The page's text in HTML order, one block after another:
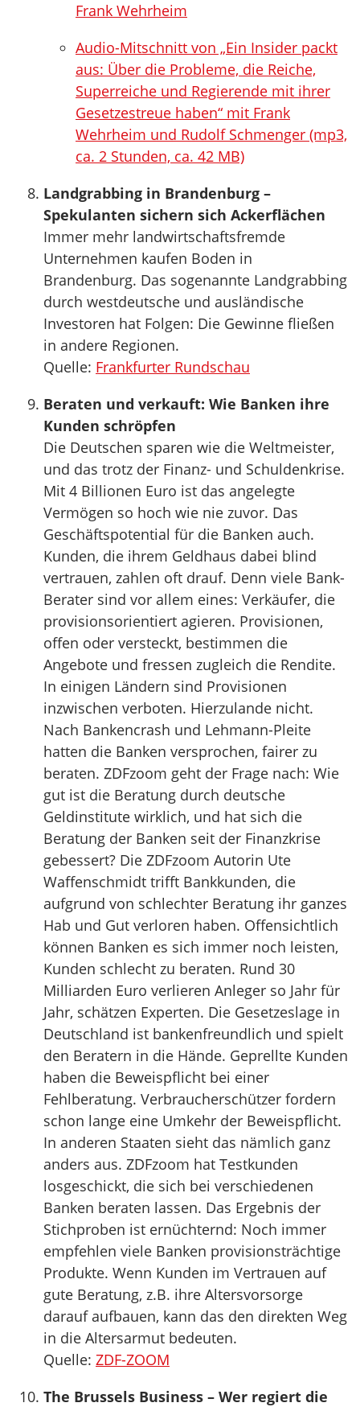
Frank Wehrheim
Audio-Mitschnitt von „Ein Insider packt
aus: Über die Probleme, die Reiche,
Superreiche und Regierende mit ihrer
Gesetzestreue haben“ mit Frank
Wehrheim und Rudolf Schmenger (mp3,
ca. 2 Stunden, ca. 42 MB)
Landgrabbing in Brandenburg –
Spekulanten sichern sich Ackerflächen
Immer mehr landwirtschaftsfremde
Unternehmen kaufen Boden in
Brandenburg. Das sogenannte Landgrabbing
durch westdeutsche und ausländische
Investoren hat Folgen: Die Gewinne fließen
in andere Regionen.
Quelle: Frankfurter Rundschau
Beraten und verkauft: Wie Banken ihre
Kunden schröpfen
Die Deutschen sparen wie die Weltmeister,
und das trotz der Finanz- und Schuldenkrise.
Mit 4 Billionen Euro ist das angelegte
Vermögen so hoch wie nie zuvor. Das
Geschäftspotential für die Banken auch.
Kunden, die ihrem Geldhaus dabei blind
vertrauen, zahlen oft drauf. Denn viele Bank-
Berater sind vor allem eines: Verkäufer, die
provisionsorientiert agieren. Provisionen,
offen oder versteckt, bestimmen die
Angebote und fressen zugleich die Rendite.
In einigen Ländern sind Provisionen
inzwischen verboten. Hierzulande nicht.
Nach Bankencrash und Lehmann-Pleite
hatten die Banken versprochen, fairer zu
beraten. ZDFzoom geht der Frage nach: Wie
gut ist die Beratung durch deutsche
Geldinstitute wirklich, und hat sich die
Beratung der Banken seit der Finanzkrise
gebessert? Die ZDFzoom Autorin Ute
Waffenschmidt trifft Bankkunden, die
aufgrund von schlechter Beratung ihr ganzes
Hab und Gut verloren haben. Offensichtlich
können Banken es sich immer noch leisten,
Kunden schlecht zu beraten. Rund 30
Milliarden Euro verlieren Anleger so Jahr für
Jahr, schätzen Experten. Die Gesetzeslage in
Deutschland ist bankenfreundlich und spielt
den Beratern in die Hände. Geprellte Kunden
haben die Beweispflicht bei einer
Fehlberatung. Verbraucherschützer fordern
schon lange eine Umkehr der Beweispflicht.
In anderen Staaten sieht das nämlich ganz
anders aus. ZDFzoom hat Testkunden
losgeschickt, die sich bei verschiedenen
Banken beraten lassen. Das Ergebnis der
Stichproben ist ernüchternd: Noch immer
empfehlen viele Banken provisionsträchtige
Produkte. Wenn Kunden im Vertrauen auf
gute Beratung, z.B. ihre Altersvorsorge
darauf aufbauen, kann das den direkten Weg
in die Altersarmut bedeuten.
Quelle: ZDF-ZOOM
The Brussels Business – Wer regiert die